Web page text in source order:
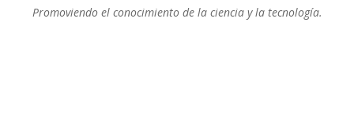
Promoviendo el conocimiento de la ciencia y la tecnología.